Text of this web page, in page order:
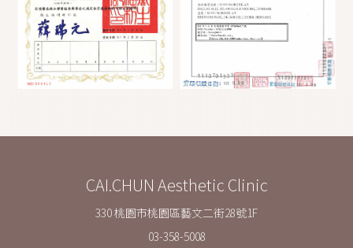
CAI.CHUN Aesthetic Clinic
330 桃園市桃園區藝文二街28號1F
03-358-5008